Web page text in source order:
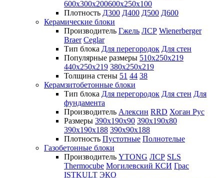
600х300х200600х250х100
Плотность Д300 Д400 Д500 Д600
Керамические блоки
Производитель Гжель ЛСР Wienerberger
Braer Ceglar
Тип блока Для перегородок Для стен
Популярные размеры 510х250х219
440х250х219 380х250х219
Толщина стены 51 44 38
Керамзитобетонные блоки
Тип блока Для перегородок Для стен Для
фундамента
Производитель Алексин RRD Хоган Рус
Размеры 390х190х90 390х190х80
390х190х188 390х90х188
Плотность Пустотные Полнотелые
Газобетонные блоки
Производитель YTONG ЛСР SLS
Thermocube Могилевский КСИ Грас
ISTKULT ЭКО